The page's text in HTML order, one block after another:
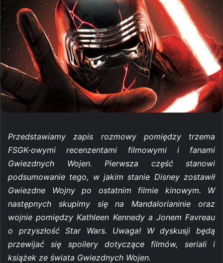
Przedstawiamy zapis rozmowy pomiędzy trzema
FSGK-owymi recenzentami filmowymi i fanami
Gwiezdnych Wojen. Pierwsza część stanowi
podsumowanie tego, w jakim stanie Disney zostawił
Gwiezdne Wojny po ostatnim filmie kinowym. W
następnych skupimy się na Mandalorianinie oraz
wojnie pomiędzy Kathleen Kennedy a Jonem Favreau
o przyszłość Star Wars. Uwaga! W dyskusji będą
przewijać się spoilery dotyczące filmów, seriali i
książek ze świata Gwiezdnych Wojen.